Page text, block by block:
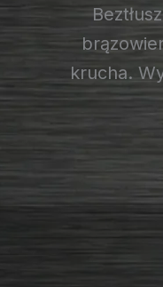
krucha.